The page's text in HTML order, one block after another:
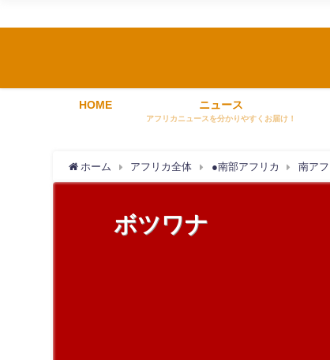
HOME ニュース
アフリカニュースを分かりやすくお届け！
ホーム アフリカ全体 ●南部アフリカ 南ア
ボツワナ